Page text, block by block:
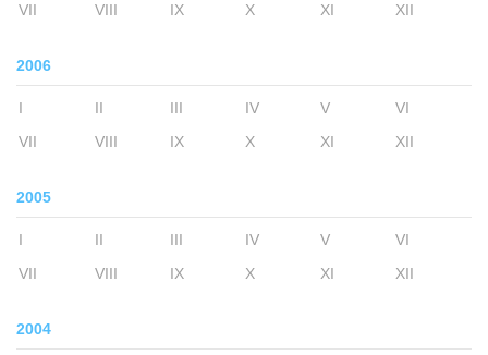
VII
VIII IX X XI XII
2006
I II III IV V
VI
VII
VIII IX X XI XII
2005
I II III IV V
VI
VII
VIII IX X XI XII
2004